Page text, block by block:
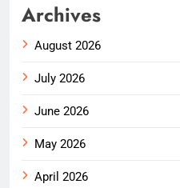
Archives
August 2026
July 2026
June 2026
May 2026
April 2026